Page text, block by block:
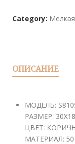
ratings
Category:
ОПИСАНИЕ
МОДЕЛЬ:
РАЗМЕР:
ЦВЕТ:
МАТЕРИАЛ: